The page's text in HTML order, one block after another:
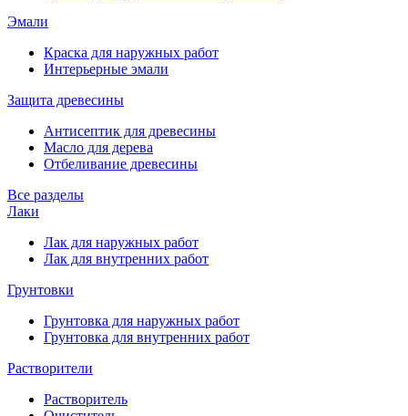
Эмали
Краска для наружных работ
Интерьерные эмали
Защита древесины
Антисептик для древесины
Масло для дерева
Отбеливание древесины
Все разделы
Лаки
Лак для наружных работ
Лак для внутренних работ
Грунтовки
Грунтовка для наружных работ
Грунтовка для внутренних работ
Растворители
Растворитель